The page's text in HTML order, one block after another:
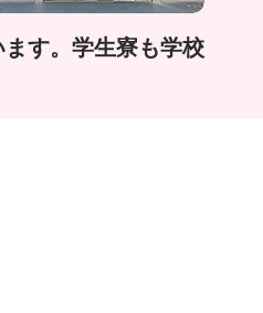
す。学生寮も学校